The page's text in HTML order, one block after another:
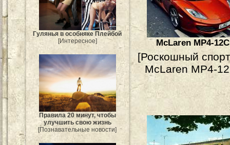
Гулянья в особняке Плейбой
[Интересное]
Правила 20 минут, чтобы
улучшить свою жизнь
[Познавательные новости]
McLaren MP4-12C
[Роскошный
McLaren MP4-